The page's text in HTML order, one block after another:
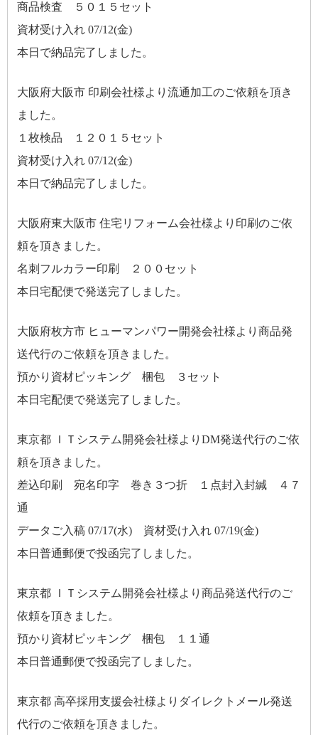
商品検査 ５０１５セット
資材受け入れ 07/12(金)
本日で納品完了しました。
大阪府大阪市 印刷会社様より流通加工のご依頼を頂き
ました。
１枚検品 １２０１５セット
資材受け入れ 07/12(金)
本日で納品完了しました。
大阪府東大阪市 住宅リフォーム会社様より印刷のご依
頼を頂きました。
名刺フルカラー印刷 ２００セット
本日宅配便で発送完了しました。
大阪府枚方市 ヒューマンパワー開発会社様より商品発
送代行のご依頼を頂きました。
預かり資材ピッキング 梱包 ３セット
本日宅配便で発送完了しました。
東京都 ＩＴシステム開発会社様よりDM発送代行のご依
頼を頂きました。
差込印刷 宛名印字 巻き３つ折 １点封入封緘 ４７
通
データご入稿 07/17(水) 資材受け入れ 07/19(金)
本日普通郵便で投函完了しました。
東京都 ＩＴシステム開発会社様より商品発送代行のご
依頼を頂きました。
預かり資材ピッキング 梱包 １１通
本日普通郵便で投函完了しました。
東京都 高卒採用支援会社様よりダイレクトメール発送
代行のご依頼を頂きました。